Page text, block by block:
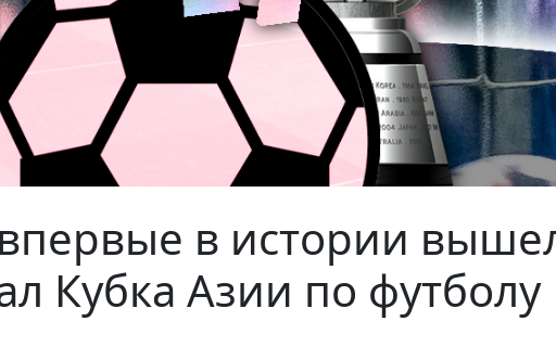
в истории
Кубка Азии по футболу